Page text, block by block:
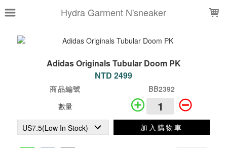
Hydra Garment N'sneaker
Adidas Originals Tubular Doom PK
NTD 2499
商品編號
BB2392
數量
加入購物車